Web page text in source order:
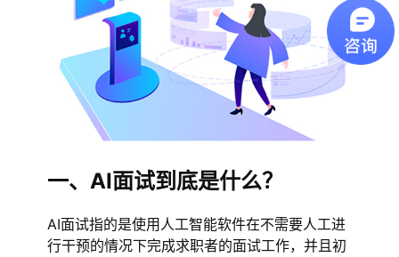
一、AI面试到底是什么？
AI面试指的是使用人工智能软件在不需要人工进
行干预的情况下完成求职者的面试工作，并且初